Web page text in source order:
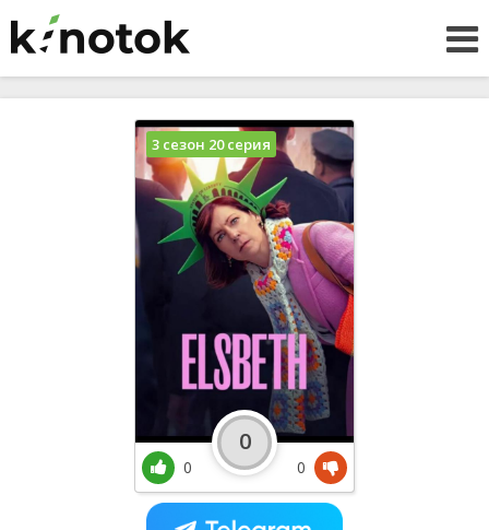
3 сезон 20 серия
0
0
0